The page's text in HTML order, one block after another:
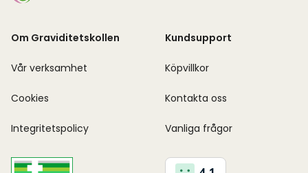
Om Graviditetskollen
Vår verksamhet
Cookies
Integritetspolicy
Kundsupport
Köpvillkor
Kontakta oss
Vanliga frågor